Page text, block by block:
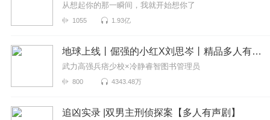
从想起你的那一瞬间，我就开始想你了
1055 1.93亿
地球上线丨倔强的小红X刘思岑丨精品多人有声剧丨莫晨欢丨隐轩剧社丨晋江200亿积分作品
武力高强兵痞少校×冷静睿智图书管理员
800 4343.48万
追凶实录 |双男主刑侦探案【多人有声剧】